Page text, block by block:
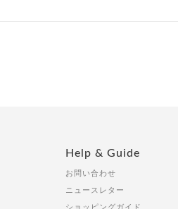
Help & Guide
お問い合わせ
ニュースレター
ショッピングガイド